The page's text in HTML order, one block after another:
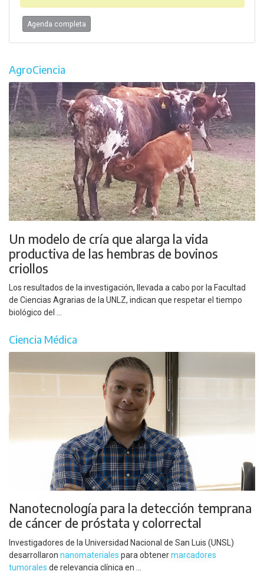
Agenda completa
AgroCiencia
Un modelo de cría que alarga la vida
productiva de las hembras de bovinos
criollos
Los resultados de la investigación, llevada a cabo por la Facultad
de Ciencias Agrarias de la UNLZ, indican que respetar el tiempo
biológico del ...
Ciencia Médica
Nanotecnología para la detección temprana
de cáncer de próstata y colorrectal
Investigadores de la Universidad Nacional de San Luis (UNSL)
desarrollaron nanomateriales para obtenermarcadores
tumorales de relevancia clínica en ...